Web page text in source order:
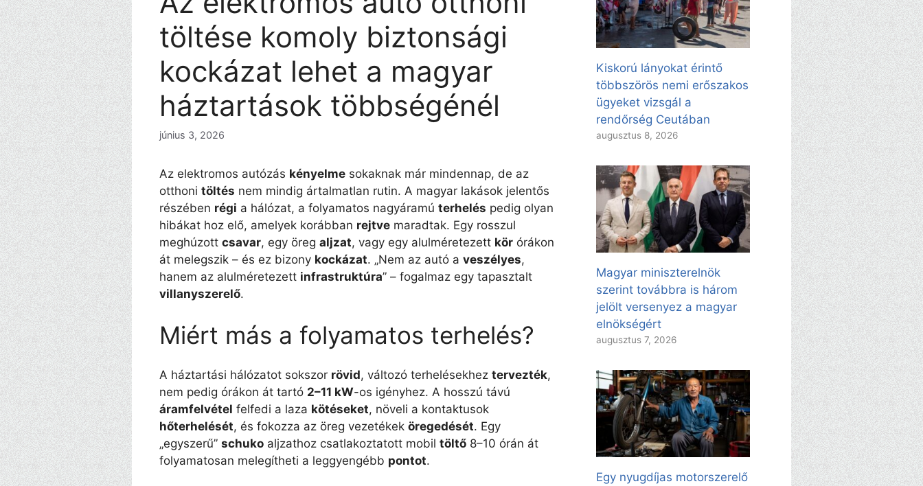
töltése komoly biztonsági
kockázat lehet a magyar
háztartások többségénél
június 3, 2026
Az elektromos autózás kényelme sokaknak már mindennap, de az
otthoni töltés nem mindig ártalmatlan rutin. A magyar lakások jelentős
részében régi a hálózat, a folyamatos nagyáramú terhelés pedig olyan
hibákat hoz elő, amelyek korábban rejtve maradtak. Egy rosszul
meghúzott csavar, egy öreg aljzat, vagy egy alulméretezett kör órákon
át melegszik – és ez bizony kockázat. „Nem az autó a veszélyes,
hanem az alulméretezett infrastruktúra” – fogalmaz egy tapasztalt
villanyszerelő.
Miért más a folyamatos terhelés?
A háztartási hálózatot sokszor rövid, változó terhelésekhez tervezték,
nem pedig órákon át tartó 2–11 kW-os igényhez. A hosszú távú
áramfelvétel felfedi a laza kötéseket, növeli a kontaktusok
hőterhelését, és fokozza az öreg vezetékek öregedését. Egy
„egyszerű” schuko aljzathoz csatlakoztatott mobil töltő 8–10 órán át
folyamatosan melegítheti a leggyengébb pontot.
Kiskorú lányokat érintő
többszörös nemi erőszakos
ügyeket vizsgál a
rendőrség Ceutában
augusztus 8, 2026
Magyar miniszterelnök
szerint továbbra is három
jelölt versenyez a magyar
elnökségért
augusztus 7, 2026
Egy nyugdíjas motorszerelő